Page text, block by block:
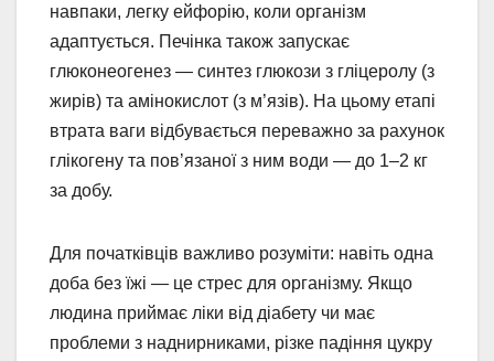
навпаки, легку ейфорію, коли організм
адаптується. Печінка також запускає
глюконеогенез — синтез глюкози з гліцеролу (з
жирів) та амінокислот (з м’язів). На цьому етапі
втрата ваги відбувається переважно за рахунок
глікогену та пов’язаної з ним води — до 1–2 кг
за добу.
Для початківців важливо розуміти: навіть одна
доба без їжі — це стрес для організму. Якщо
людина приймає ліки від діабету чи має
проблеми з наднирниками, різке падіння цукру